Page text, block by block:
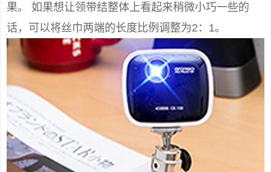
果。 如果想让领带结整体上看起来稍微小巧一些的
话，可以将丝巾两端的长度比例调整为2：1。